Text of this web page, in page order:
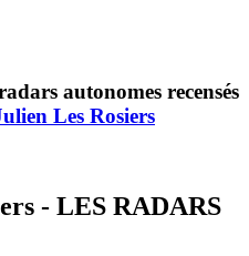
autonomes recensés
Les Rosiers
- LES RADARS